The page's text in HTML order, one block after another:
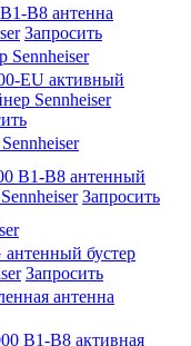
B8 антенна
Запросить
Sennheiser
EU активный
Sennheiser
B1-B8 антенный
Запросить
бустер
Запросить
антенна
B1-B8 активная